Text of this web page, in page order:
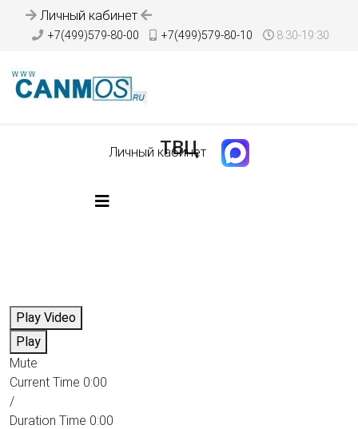
Личный кабинет
+7(499)579-80-00 +7(499)579-80-10 8:30-19:30
Личный кабинет
ТВЦ
Play Video
Play
Mute
Current Time 0:00
/
Duration Time 0:00